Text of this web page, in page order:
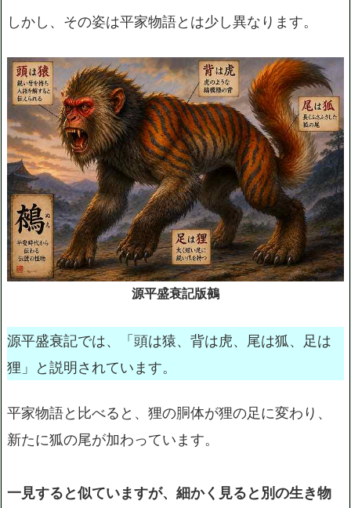
しかし、その姿は平家物語とは少し異なります。
源平盛衰記版鵺
源平盛衰記では、「頭は猿、背は虎、尾は狐、足は
狸」と説明されています。
平家物語と比べると、狸の胴体が狸の足に変わり、
新たに狐の尾が加わっています。
一見すると似ていますが、細かく見ると別の生き物